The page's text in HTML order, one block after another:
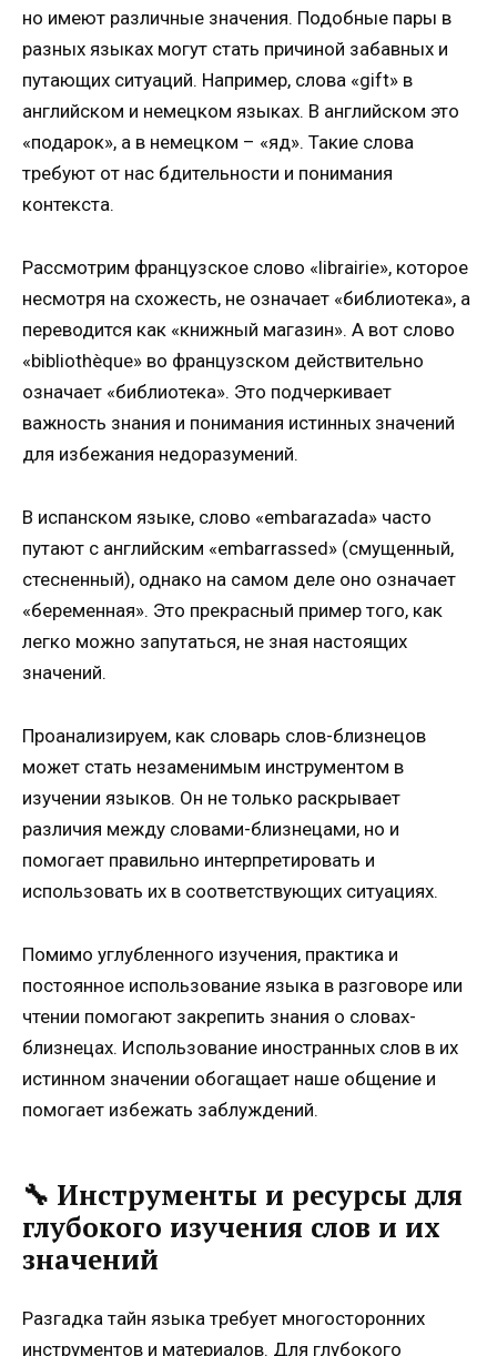
но имеют различные значения. Подобные пары в
разных языках могут стать причиной забавных и
путающих ситуаций. Например, слова «gift» в
английском и немецком языках. В английском это
«подарок», а в немецком – «яд». Такие слова
требуют от нас бдительности и понимания
контекста.
Рассмотрим французское слово «librairie», которое
несмотря на схожесть, не означает «библиотека», а
переводится как «книжный магазин». А вот слово
«bibliothèque» во французском действительно
означает «библиотека». Это подчеркивает
важность знания и понимания истинных значений
для избежания недоразумений.
В испанском языке, слово «embarazada» часто
путают с английским «embarrassed» (смущенный,
стесненный), однако на самом деле оно означает
«беременная». Это прекрасный пример того, как
легко можно запутаться, не зная настоящих
значений.
Проанализируем, как словарь слов-близнецов
может стать незаменимым инструментом в
изучении языков. Он не только раскрывает
различия между словами-близнецами, но и
помогает правильно интерпретировать и
использовать их в соответствующих ситуациях.
Помимо углубленного изучения, практика и
постоянное использование языка в разговоре или
чтении помогают закрепить знания о словах-
близнецах. Использование иностранных слов в их
истинном значении обогащает наше общение и
помогает избежать заблуждений.
🔧 Инструменты и ресурсы для
глубокого изучения слов и их
значений
Разгадка тайн языка требует многосторонних
инструментов и материалов. Для глубокого